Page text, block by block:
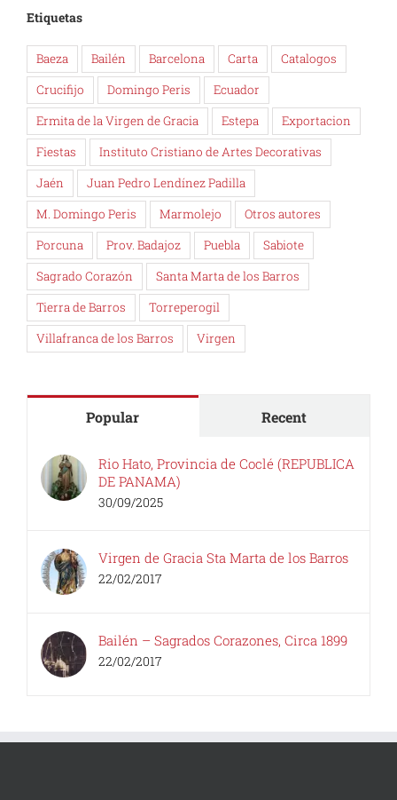
Etiquetas
Baeza Bailén Barcelona Carta
Catalogos
Crucifijo
Domingo Peris
Ecuador
Ermita de la Virgen de Gracia
Estepa
Exportacion
Fiestas
Instituto Cristiano de Artes Decorativas
Jaén
Juan Pedro Lendínez Padilla
M. Domingo Peris
Marmolejo
Otros autores
Porcuna
Prov. Badajoz Puebla
Sabiote
Sagrado Corazón
Santa Marta de los Barros
Tierra de Barros
Torreperogil
Villafranca de los Barros
Virgen
Popular Recent
Rio Hato, Provincia de Coclé (REPUBLICA
DE PANAMA)
30/09/2025
Virgen de Gracia Sta Marta de los Barros
22/02/2017
Bailén – Sagrados Corazones, Circa 1899
22/02/2017